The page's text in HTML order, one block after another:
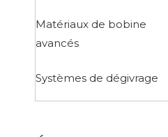
Matériaux de bobine
avancés
Systèmes de dégivrage